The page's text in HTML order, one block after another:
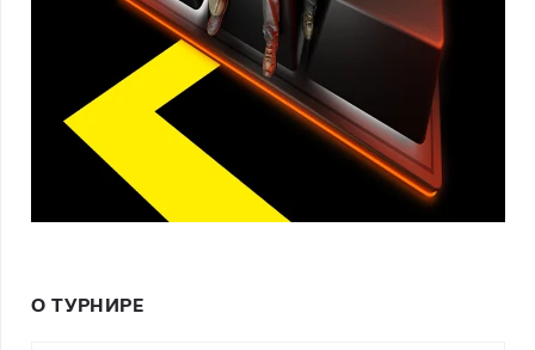
О ТУРНИРЕ